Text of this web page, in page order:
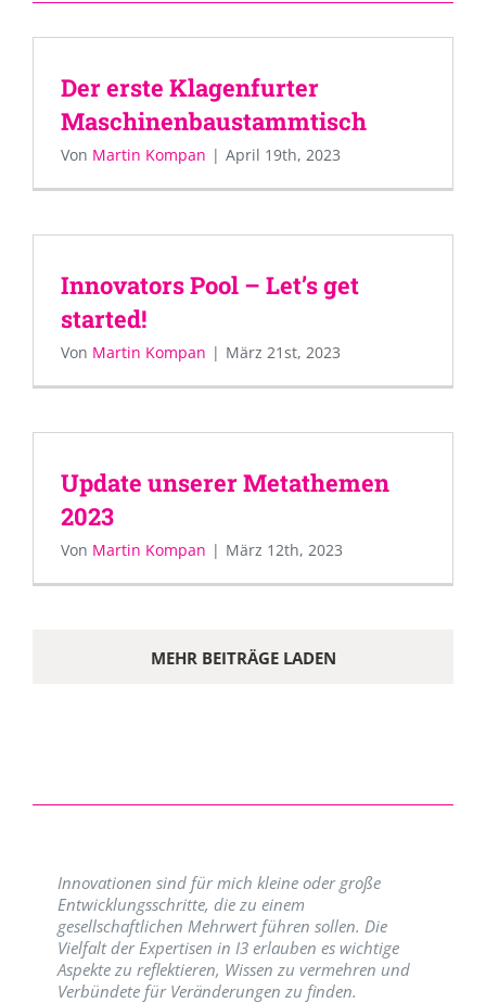
Der erste Klagenfurter
Maschinenbaustammtisch
Von Martin Kompan | April 19th, 2023
Innovators Pool – Let’s get
started!
Von Martin Kompan | März 21st, 2023
Update unserer Metathemen
2023
Von Martin Kompan | März 12th, 2023
MEHR BEITRÄGE LADEN
Innovationen sind für mich kleine oder große
Entwicklungsschritte, die zu einem
gesellschaftlichen Mehrwert führen sollen. Die
Vielfalt der Expertisen in I3 erlauben es wichtige
Aspekte zu reflektieren, Wissen zu vermehren und
Verbündete für Veränderungen zu finden.